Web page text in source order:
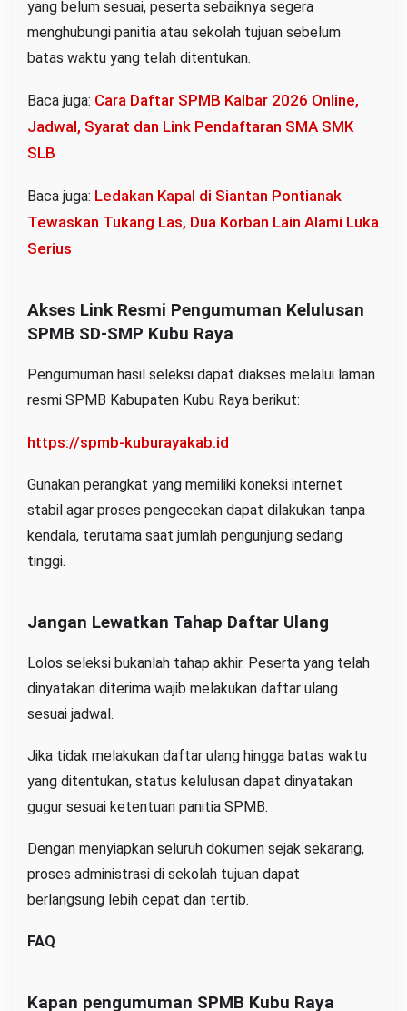
yang belum sesuai, peserta sebaiknya segera
menghubungi panitia atau sekolah tujuan sebelum
batas waktu yang telah ditentukan.
Baca juga: Cara Daftar SPMB Kalbar 2026 Online,
Jadwal, Syarat dan Link Pendaftaran SMA SMK
SLB
Baca juga: Ledakan Kapal di Siantan Pontianak
Tewaskan Tukang Las, Dua Korban Lain Alami Luka
Serius
Akses Link Resmi Pengumuman Kelulusan
SPMB SD-SMP Kubu Raya
Pengumuman hasil seleksi dapat diakses melalui laman
resmi SPMB Kabupaten Kubu Raya berikut:
https://spmb-kuburayakab.id
Gunakan perangkat yang memiliki koneksi internet
stabil agar proses pengecekan dapat dilakukan tanpa
kendala, terutama saat jumlah pengunjung sedang
tinggi.
Jangan Lewatkan Tahap Daftar Ulang
Lolos seleksi bukanlah tahap akhir. Peserta yang telah
dinyatakan diterima wajib melakukan daftar ulang
sesuai jadwal.
Jika tidak melakukan daftar ulang hingga batas waktu
yang ditentukan, status kelulusan dapat dinyatakan
gugur sesuai ketentuan panitia SPMB.
Dengan menyiapkan seluruh dokumen sejak sekarang,
proses administrasi di sekolah tujuan dapat
berlangsung lebih cepat dan tertib.
FAQ
Kapan pengumuman SPMB Kubu Raya